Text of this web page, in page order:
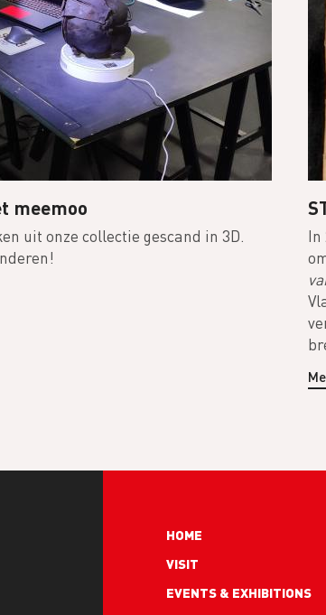
meemoo
uit onze collectie gescand in 3D.
In
HOME
VISIT
EVENTS & EXHIBITIONS